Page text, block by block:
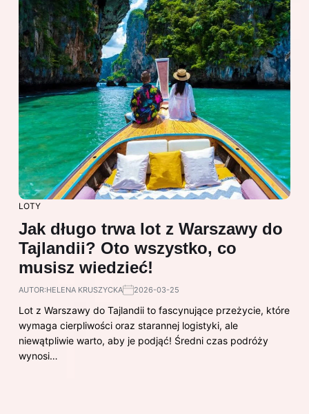
LOTY
Jak długo trwa lot z Warszawy do
Tajlandii? Oto wszystko, co
musisz wiedzieć!
AUTOR:HELENA KRUSZYCKA 2026-03-25
Lot z Warszawy do Tajlandii to fascynujące przeżycie, które
wymaga cierpliwości oraz starannej logistyki, ale
niewątpliwie warto, aby je podjąć! Średni czas podróży
wynosi…